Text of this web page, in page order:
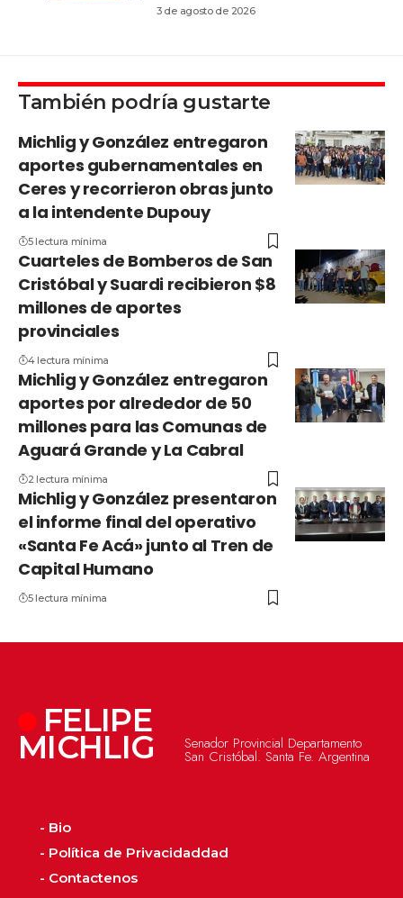
3 de agosto de 2026
También podría gustarte
Michlig y González entregaron
aportes gubernamentales en
Ceres y recorrieron obras junto
a la intendente Dupouy
5 lectura mínima
Cuarteles de Bomberos de San
Cristóbal y Suardi recibieron $8
millones de aportes
provinciales
4 lectura mínima
Michlig y González entregaron
aportes por alrededor de 50
millones para las Comunas de
Aguará Grande y La Cabral
2 lectura mínima
Michlig y González presentaron
el informe final del operativo
«Santa Fe Acá» junto al Tren de
Capital Humano
5 lectura mínima
FELIPE
MICHLIG Senador Provincial Departamento
San Cristóbal. Santa Fe. Argentina
- Bio
- Política de Privacidaddad
- Contactenos